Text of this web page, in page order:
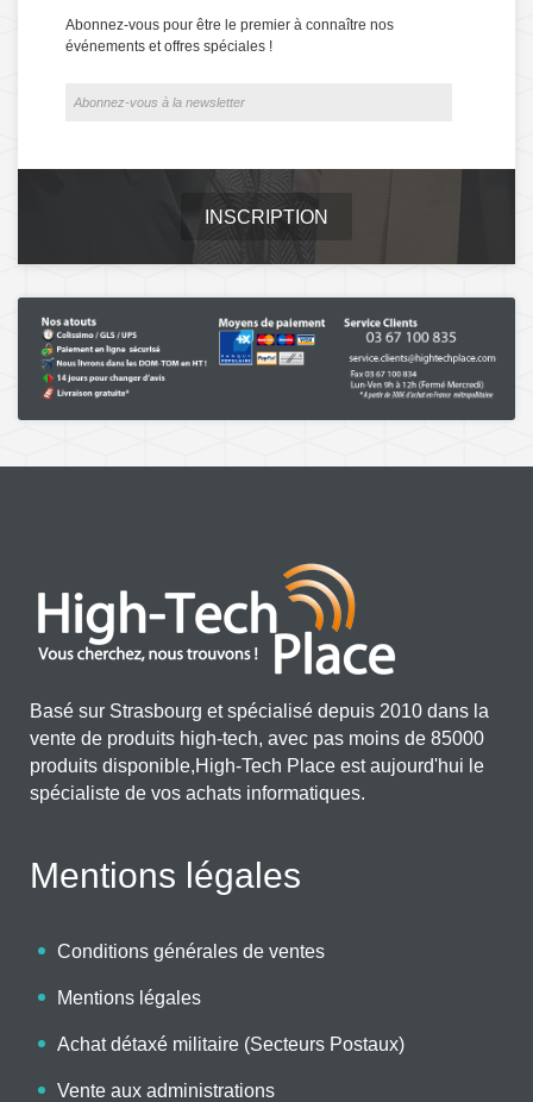
Abonnez-vous pour être le premier à connaître nos
événements et offres spéciales !
INSCRIPTION
Basé sur Strasbourg et spécialisé depuis 2010 dans la
vente de produits high-tech, avec pas moins de 85000
produits disponible,High-Tech Place est aujourd'hui le
spécialiste de vos achats informatiques.
Mentions légales
Conditions générales de ventes
Mentions légales
Achat détaxé militaire (Secteurs Postaux)
Vente aux administrations